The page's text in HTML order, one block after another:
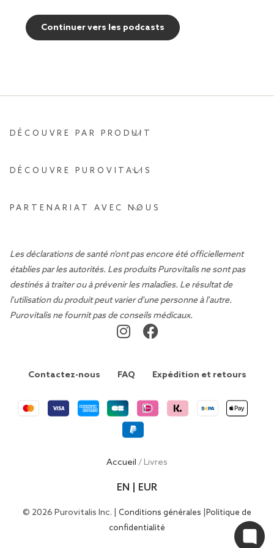
Continuer vers les podcasts
DÉCOUVRE PAR PRODUIT
DÉCOUVRE PUROVITALIS
PARTENARIAT AVEC NOUS
Les déclarations de santé n'ont pas encore été officiellement
établies par les autorités. Les produits Purovitalis ne sont pas
destinés à traiter ou à prévenir les maladies. Le résultat de
l'utilisation du produit peut varier d'une personne à l'autre.
Purovitalis ne fournit pas de conseils médicaux.
Contactez-nous FAQ Expédition et retours
Accueil / Livres
EN | EUR
© 2026 Purovitalis Inc. | Conditions générales
Politique de
confidentialité